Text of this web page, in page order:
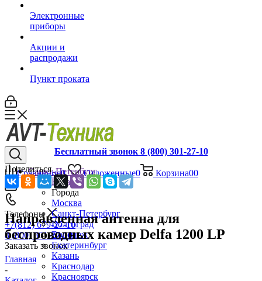
Электронные
приборы
Акции и
распродажи
Пункт проката
Сравнение0 Отложенные0 Корзина00
Телефоны
+7(812) 679-27-10
8 (800) 301-27-10
Заказать звонок
Бесплатный звонок 8 (800) 301-27-10
Санкт-Петербург
Назад
Города
Москва
Санкт-Петербург
Волгоград
Воронеж
Екатеринбург
Казань
Краснодар
Красноярск
Поделиться
Направленная антенна для
беспроводных камер Delfa 1200 LP
Главная
-